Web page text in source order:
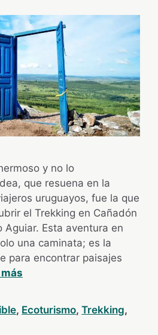
y no lo
que resuena en la
uruguayos, fue la que
el Trekking en Cañadón
Aguiar. Esta aventura en
una caminata; es la
para encontrar paisajes
, Ecoturismo,Trekking,